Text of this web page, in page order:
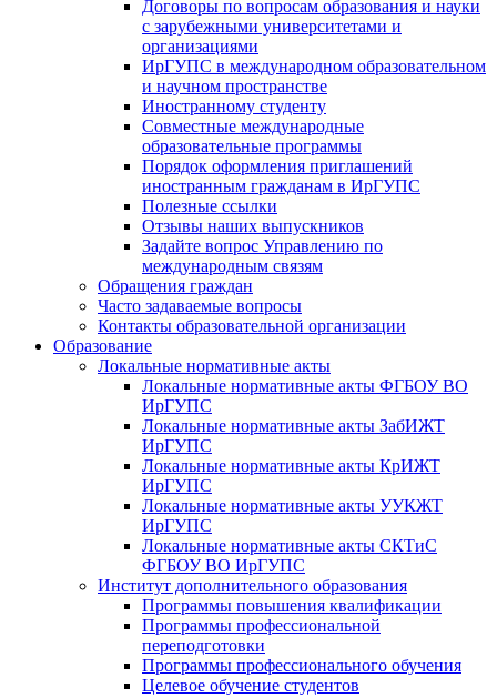
Договоры по вопросам образования и науки
с зарубежными университетами и
организациями
ИрГУПС в международном образовательном
и научном пространстве
Иностранному студенту
Совместные международные
образовательные программы
Порядок оформления приглашений
иностранным гражданам в ИрГУПС
Полезные ссылки
Отзывы наших выпускников
Задайте вопрос Управлению по
международным связям
Обращения граждан
Часто задаваемые вопросы
Контакты образовательной организации
Образование
Локальные нормативные акты
Локальные нормативные акты ФГБОУ ВО
ИрГУПС
Локальные нормативные акты ЗабИЖТ
ИрГУПС
Локальные нормативные акты КрИЖТ
ИрГУПС
Локальные нормативные акты УУКЖТ
ИрГУПС
Локальные нормативные акты СКТиС
ФГБОУ ВО ИрГУПС
Институт дополнительного образования
Программы повышения квалификации
Программы профессиональной
переподготовки
Программы профессионального обучения
Целевое обучение студентов